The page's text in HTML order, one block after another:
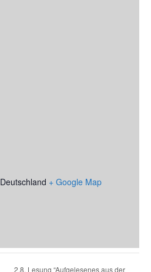
Deutschland + Google Map
2.8. Lesung “Aufgelesenes aus der